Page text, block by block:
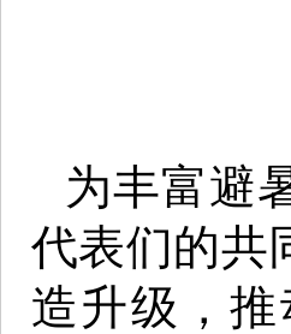
为丰富避
代表们的共
造升级，